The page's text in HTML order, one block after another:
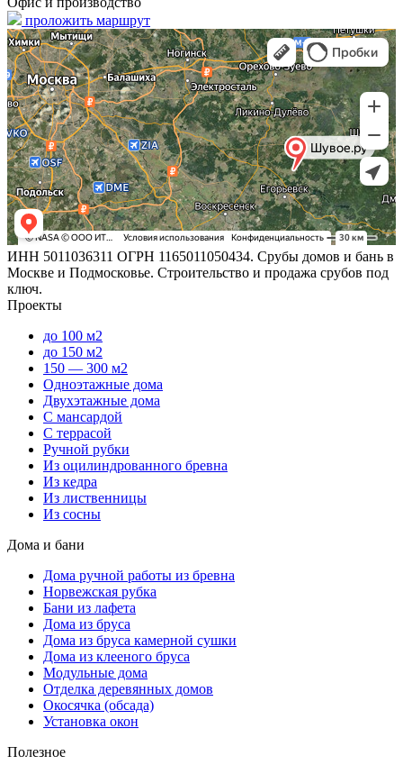
проложить маршрут
ИНН 5011036311 ОГРН 1165011050434. Срубы домов и бань в
Москве и Подмосковье. Строительство и продажа срубов под
ключ.
Проекты
до 100 м2
до 150 м2
150 — 300 м2
Одноэтажные дома
Двухэтажные дома
С мансардой
С террасой
Ручной рубки
Из оцилиндрованного бревна
Из кедра
Из лиственницы
Из сосны
Дома и бани
Дома ручной работы из бревна
Норвежская рубка
Бани из лафета
Дома из бруса
Дома из бруса камерной сушки
Дома из клееного бруса
Модульные дома
Отделка деревянных домов
Окосячка (обсада)
Установка окон
Полезное